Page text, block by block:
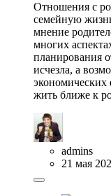
Отношения с
семейную
мнение
многих
планирования
исчезла, а
экономических
жить ближе к
admins
21 мая